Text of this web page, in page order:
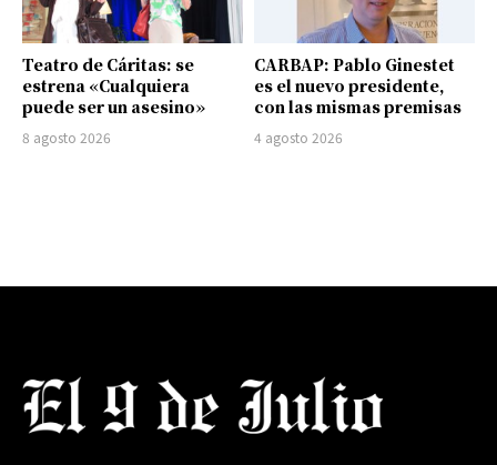
Teatro de Cáritas: se
estrena «Cualquiera
puede ser un asesino»
8 agosto 2026
CARBAP: Pablo Ginestet
es el nuevo presidente,
con las mismas premisas
4 agosto 2026